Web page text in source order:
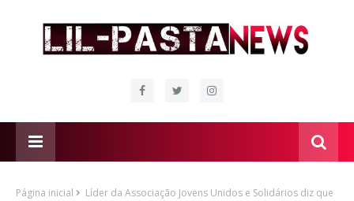
Página inicial
Líder da Associação Jovens Unidos e Solidários diz que